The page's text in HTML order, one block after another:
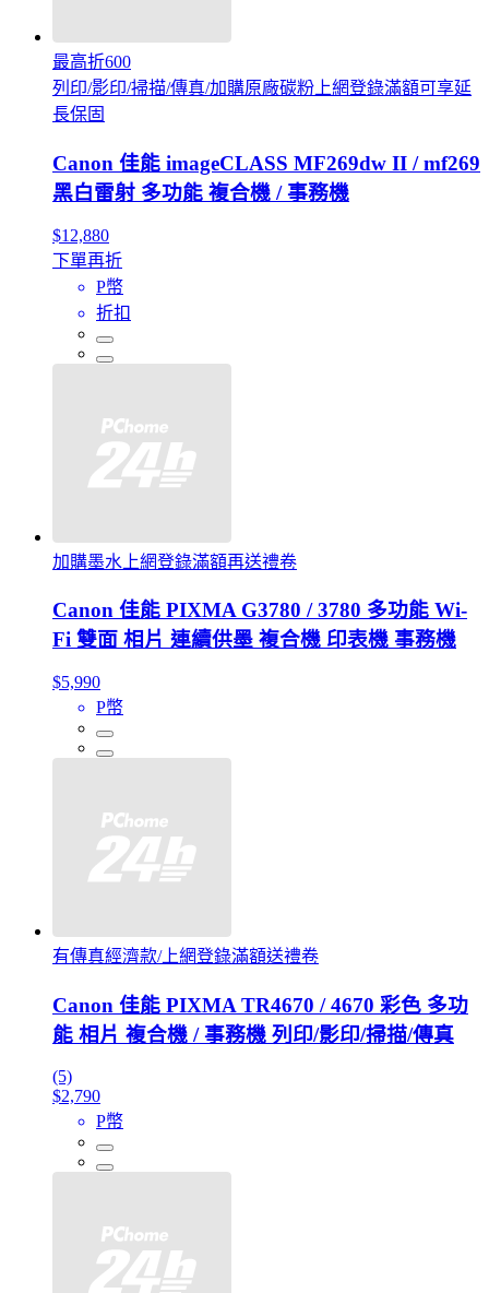
最高折600
列印/影印/掃描/傳真/加購原廠碳粉上網登錄滿額可享延
長保固
Canon 佳能 imageCLASS MF269dw II / mf269
黑白雷射 多功能 複合機 / 事務機
$12,880
下單再折
P幣
折扣
加購墨水上網登錄滿額再送禮卷
Canon 佳能 PIXMA G3780 / 3780 多功能 Wi-
Fi 雙面 相片 連續供墨 複合機 印表機 事務機
$5,990
P幣
有傳真經濟款/上網登錄滿額送禮卷
Canon 佳能 PIXMA TR4670 / 4670 彩色 多功
能 相片 複合機 / 事務機 列印/影印/掃描/傳真
(5)
$2,790
P幣